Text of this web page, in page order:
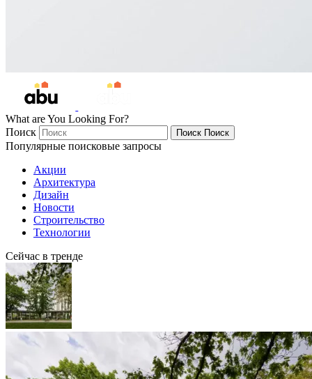
What are You Looking For?
Поиск
Поиск Поиск
Популярные поисковые запросы
Акции
Архитектура
Дизайн
Новости
Строительство
Технологии
Сейчас в тренде